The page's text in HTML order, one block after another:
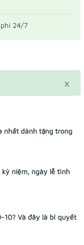
phí 24/7
×
nhất dành tặng trong
niệm, ngày lễ tình
10? Và đây là bí quyết